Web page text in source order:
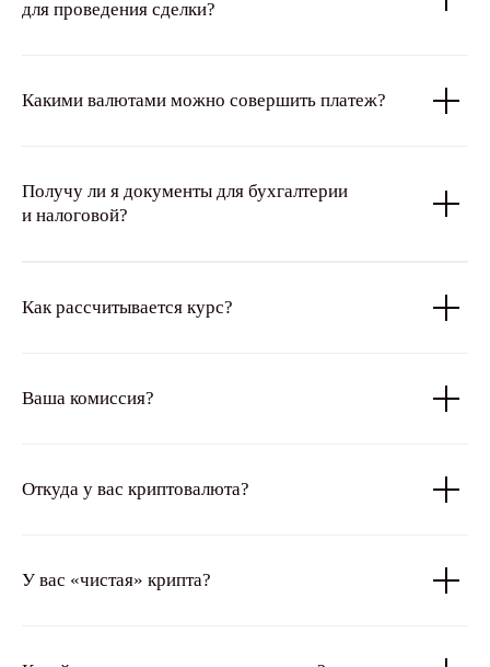
для проведения сделки?
Какими валютами можно совершить платеж?
Получу ли я документы для бухгалтерии
и налоговой?
Как рассчитывается курс?
Ваша комиссия?
Откуда у вас криптовалюта?
У вас «чистая» крипта?